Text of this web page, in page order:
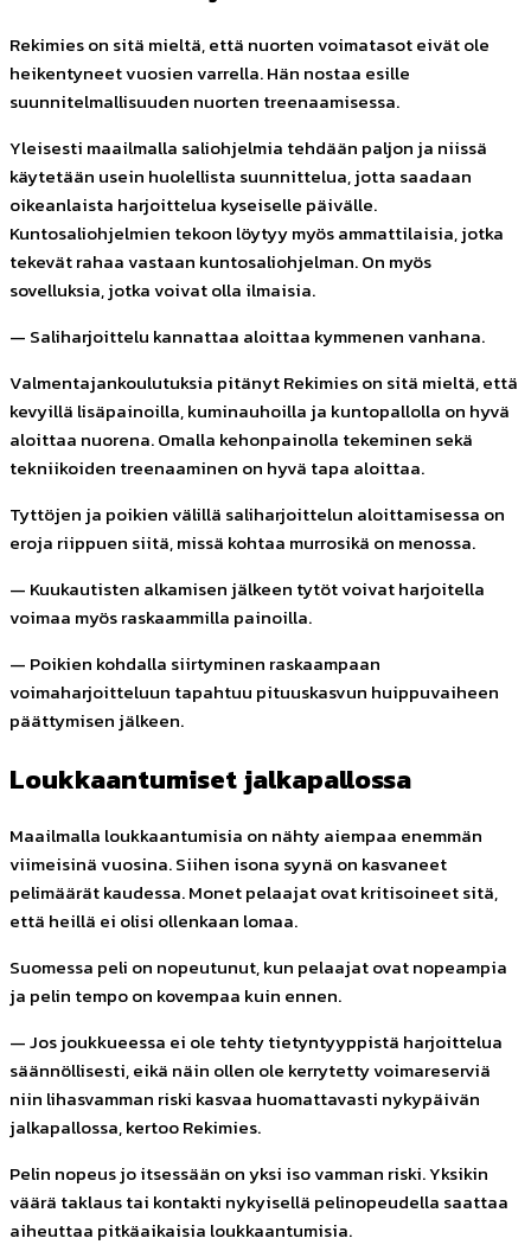
Rekimies on sitä mieltä, että nuorten voimatasot eivät ole
heikentyneet vuosien varrella. Hän nostaa esille
suunnitelmallisuuden nuorten treenaamisessa.
Yleisesti maailmalla saliohjelmia tehdään paljon ja niissä
käytetään usein huolellista suunnittelua, jotta saadaan
oikeanlaista harjoittelua kyseiselle päivälle.
Kuntosaliohjelmien tekoon löytyy myös ammattilaisia, jotka
tekevät rahaa vastaan kuntosaliohjelman. On myös
sovelluksia, jotka voivat olla ilmaisia.
— Saliharjoittelu kannattaa aloittaa kymmenen vanhana.
Valmentajankoulutuksia pitänyt Rekimies on sitä mieltä, että
kevyillä lisäpainoilla, kuminauhoilla ja kuntopallolla on hyvä
aloittaa nuorena. Omalla kehonpainolla tekeminen sekä
tekniikoiden treenaaminen on hyvä tapa aloittaa.
Tyttöjen ja poikien välillä saliharjoittelun aloittamisessa on
eroja riippuen siitä, missä kohtaa murrosikä on menossa.
— Kuukautisten alkamisen jälkeen tytöt voivat harjoitella
voimaa myös raskaammilla painoilla.
— Poikien kohdalla siirtyminen raskaampaan
voimaharjoitteluun tapahtuu pituuskasvun huippuvaiheen
päättymisen jälkeen.
Loukkaantumiset jalkapallossa
Maailmalla loukkaantumisia on nähty aiempaa enemmän
viimeisinä vuosina. Siihen isona syynä on kasvaneet
pelimäärät kaudessa. Monet pelaajat ovat kritisoineet sitä,
että heillä ei olisi ollenkaan lomaa.
Suomessa peli on nopeutunut, kun pelaajat ovat nopeampia
ja pelin tempo on kovempaa kuin ennen.
— Jos joukkueessa ei ole tehty tietyntyyppistä harjoittelua
säännöllisesti, eikä näin ollen ole kerrytetty voimareserviä
niin lihasvamman riski kasvaa huomattavasti nykypäivän
jalkapallossa, kertoo Rekimies.
Pelin nopeus jo itsessään on yksi iso vamman riski. Yksikin
väärä taklaus tai kontakti nykyisellä pelinopeudella saattaa
aiheuttaa pitkäaikaisia loukkaantumisia.